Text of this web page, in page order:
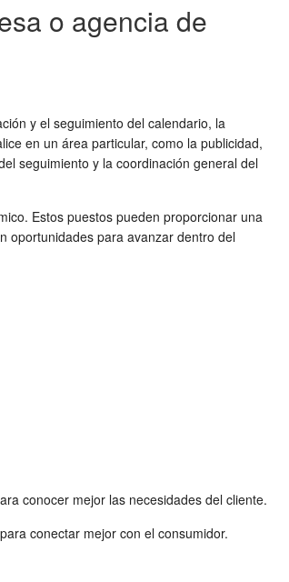
o agencia de
y el seguimiento del calendario, la
en un área particular, como la publicidad,
seguimiento y la coordinación general del
Estos puestos pueden proporcionar una
oportunidades para avanzar dentro del
conocer mejor las necesidades del cliente.
conectar mejor con el consumidor.